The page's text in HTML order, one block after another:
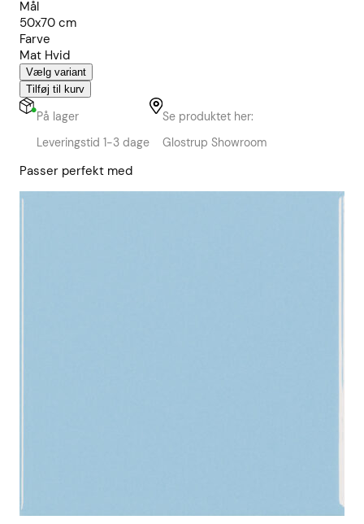
Mål
50x70 cm
Farve
Mat Hvid
Vælg variant
Tilføj til kurv
På lager
Leveringstid 1-3 dage
Se produktet her:
Glostrup Showroom
Passer perfekt med